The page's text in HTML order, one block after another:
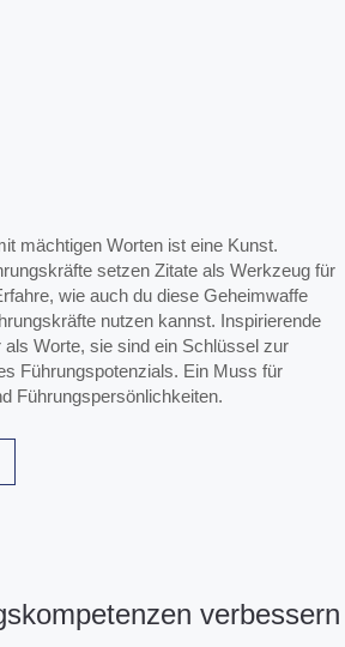
mächtigen Worten ist eine Kunst.
setzen Zitate als Werkzeug für
wie auch du diese Geheimwaffe
nutzen kannst. Inspirierende
als Worte, sie sind ein Schlüssel zur
Führungspotenzials. Ein Muss für
Führungspersönlichkeiten.
verbessern